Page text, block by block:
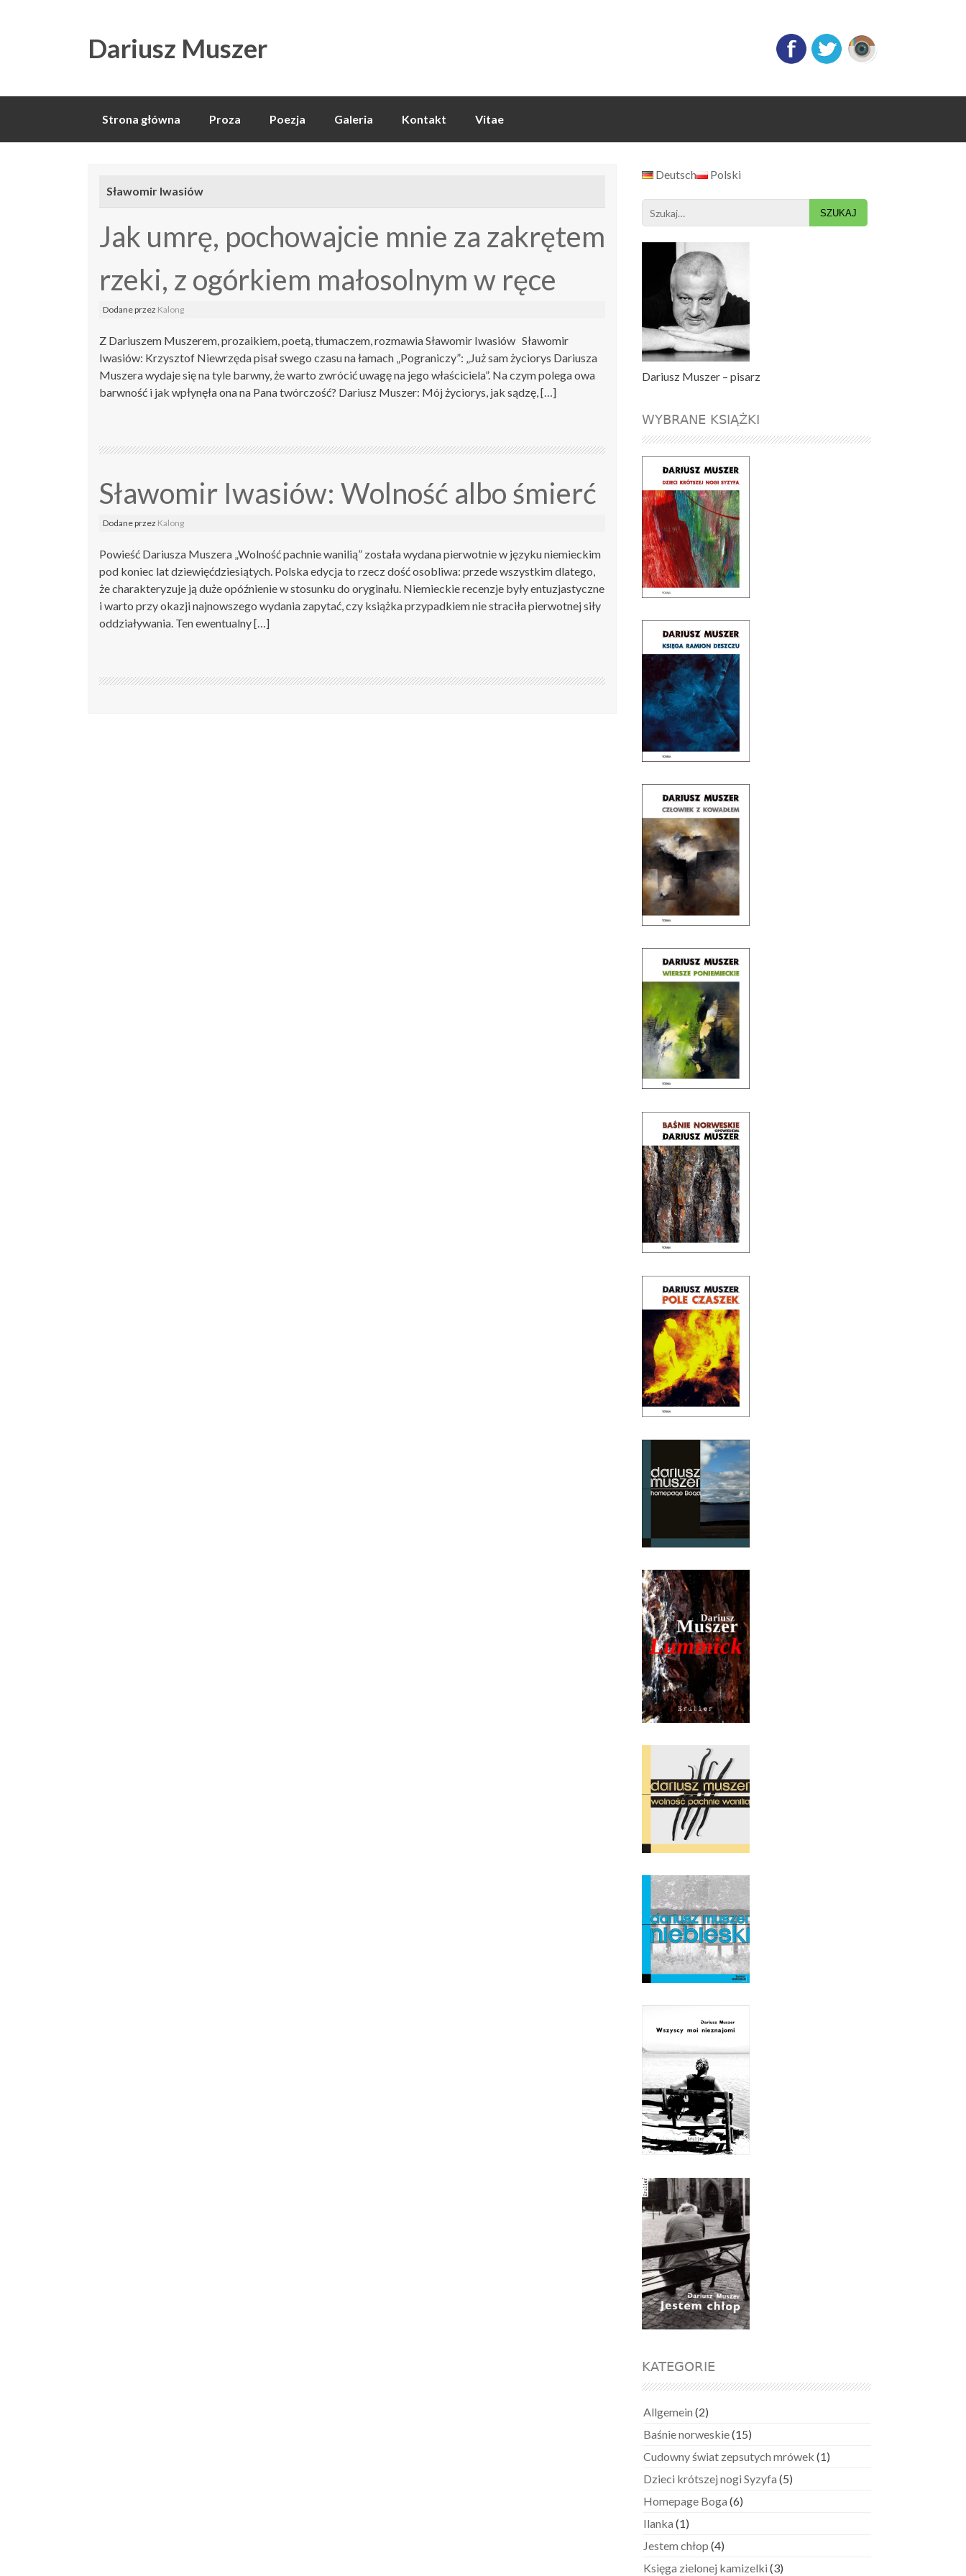
Dariusz Muszer
Skip
Strona główna Proza Poezja Galeria Kontakt Vitae
Sławomir Iwasiów
Jak umrę, pochowajcie mnie za zakrętem
rzeki, z ogórkiem małosolnym w ręce
Dodaneprzez Kalong
Z Dariuszem Muszerem, prozaikiem, poetą, tłumaczem, rozmawia Sławomir Iwasiów Sławomir
Iwasiów: Krzysztof Niewrzęda pisał swego czasu na łamach „Pograniczy”: „Już sam życiorys Dariusza
Muszera wydaje się na tyle barwny, że warto zwrócić uwagę na jego właściciela”. Na czym polega owa
barwność i jak wpłynęła ona na Pana twórczość? Dariusz Muszer: Mój życiorys, jak sądzę, […]
Sławomir Iwasiów: Wolność albo śmierć
Dodaneprzez Kalong
Powieść Dariusza Muszera „Wolność pachnie wanilią” została wydana pierwotnie w języku niemieckim
pod koniec lat dziewięćdziesiątych. Polska edycja to rzecz dość osobliwa: przede wszystkim dlatego,
że charakteryzuje ją duże opóźnienie w stosunku do oryginału. Niemieckie recenzje były entuzjastyczne
i warto przy okazji najnowszego wydania zapytać, czy książka przypadkiem nie straciła pierwotnej siły
oddziaływania. Ten ewentualny […]
Deutsch Polski
Search
for:
Dariusz Muszer – pisarz
WYBRANE KSIĄŻKI
KATEGORIE
Allgemein (2)
Baśnie norweskie(15)
Cudowny świat zepsutych mrówek (1)
Dzieci krótszej nogi Syzyfa (5)
Homepage Boga (6)
Ilanka (1)
Jestem chłop (4)
Księga zielonej kamizelki (3)